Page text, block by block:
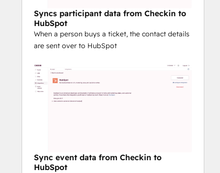
Syncs participant data from Checkin to
HubSpot
When a person buys a ticket, the contact details
are sent over to HubSpot
Sync event data from Checkin to
HubSpot